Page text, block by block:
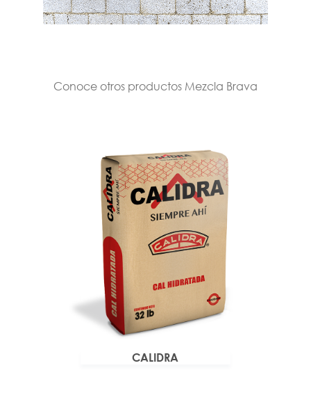
Conoce otros productos Mezcla Brava
CALIDRA